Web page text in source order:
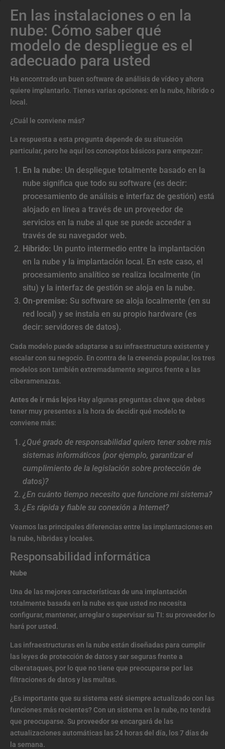
En las instalaciones o en la
nube: Cómo saber qué
modelo de despliegue es el
adecuado para usted
Ha encontrado un buen software de análisis de vídeo y ahora
quiere implantarlo. Tienes varias opciones: en la nube, híbrido o
local.
¿Cuál le conviene más?
La respuesta a esta pregunta depende de su situación
particular, pero he aquí los conceptos básicos para empezar:
En la nube: Un despliegue totalmente basado en la
nube significa que todo su software (es decir:
procesamiento de análisis e interfaz de gestión) está
alojado en línea a través de un proveedor de
servicios en la nube al que se puede acceder a
través de su navegador web.
Híbrido: Un punto intermedio entre la implantación
en la nube y la implantación local. En este caso, el
procesamiento analítico se realiza localmente (in
situ) y la interfaz de gestión se aloja en la nube.
On-premise: Su software se aloja localmente (en su
red local) y se instala en su propio hardware (es
decir: servidores de datos).
Cada modelo puede adaptarse a su infraestructura existente y
escalar con su negocio. En contra de la creencia popular, los tres
modelos son también extremadamente seguros frente a las
ciberamenazas.
Antes de ir más lejos Hay algunas preguntas clave que debes
tener muy presentes a la hora de decidir qué modelo te
conviene más:
¿Qué grado de responsabilidad quiero tener sobre mis
sistemas informáticos (por ejemplo, garantizar el
cumplimiento de la legislación sobre protección de
datos)?
¿En cuánto tiempo necesito que funcione mi sistema?
¿Es rápida y fiable su conexión a Internet?
Veamos las principales diferencias entre las implantaciones en
la nube, híbridas y locales.
Responsabilidad informática
Nube
Una de las mejores características de una implantación
totalmente basada en la nube es que usted no necesita
configurar, mantener, arreglar o supervisar su TI: su proveedor lo
hará por usted.
Las infraestructuras en la nube están diseñadas para cumplir
las leyes de protección de datos y ser seguras frente a
ciberataques, por lo que no tiene que preocuparse por las
filtraciones de datos y las multas.
¿Es importante que su sistema esté siempre actualizado con las
funciones más recientes? Con un sistema en la nube, no tendrá
que preocuparse. Su proveedor se encargará de las
actualizaciones automáticas las 24 horas del día, los 7 días de
la semana.